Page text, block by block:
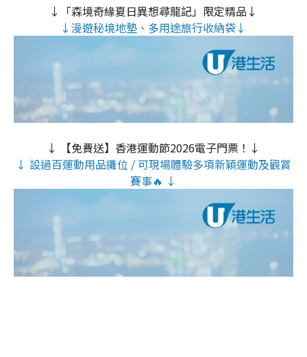
↓「森境奇緣夏日異想尋龍記」限定精品↓
↓漫遊秘境地墊、多用途旅行收納袋↓
↓ 【免費送】香港運動節2026電子門票！↓
↓ 設過百運動用品攤位 / 可現場體驗多項新穎運動及觀賞
賽事🔥 ↓